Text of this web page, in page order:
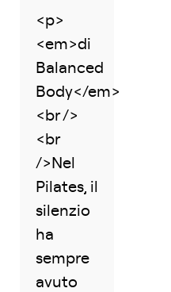
<p>
<em>di
Balanced
Body</em>
<br />
<br
/>Nel
Pilates, il
silenzio
ha
sempre
avuto